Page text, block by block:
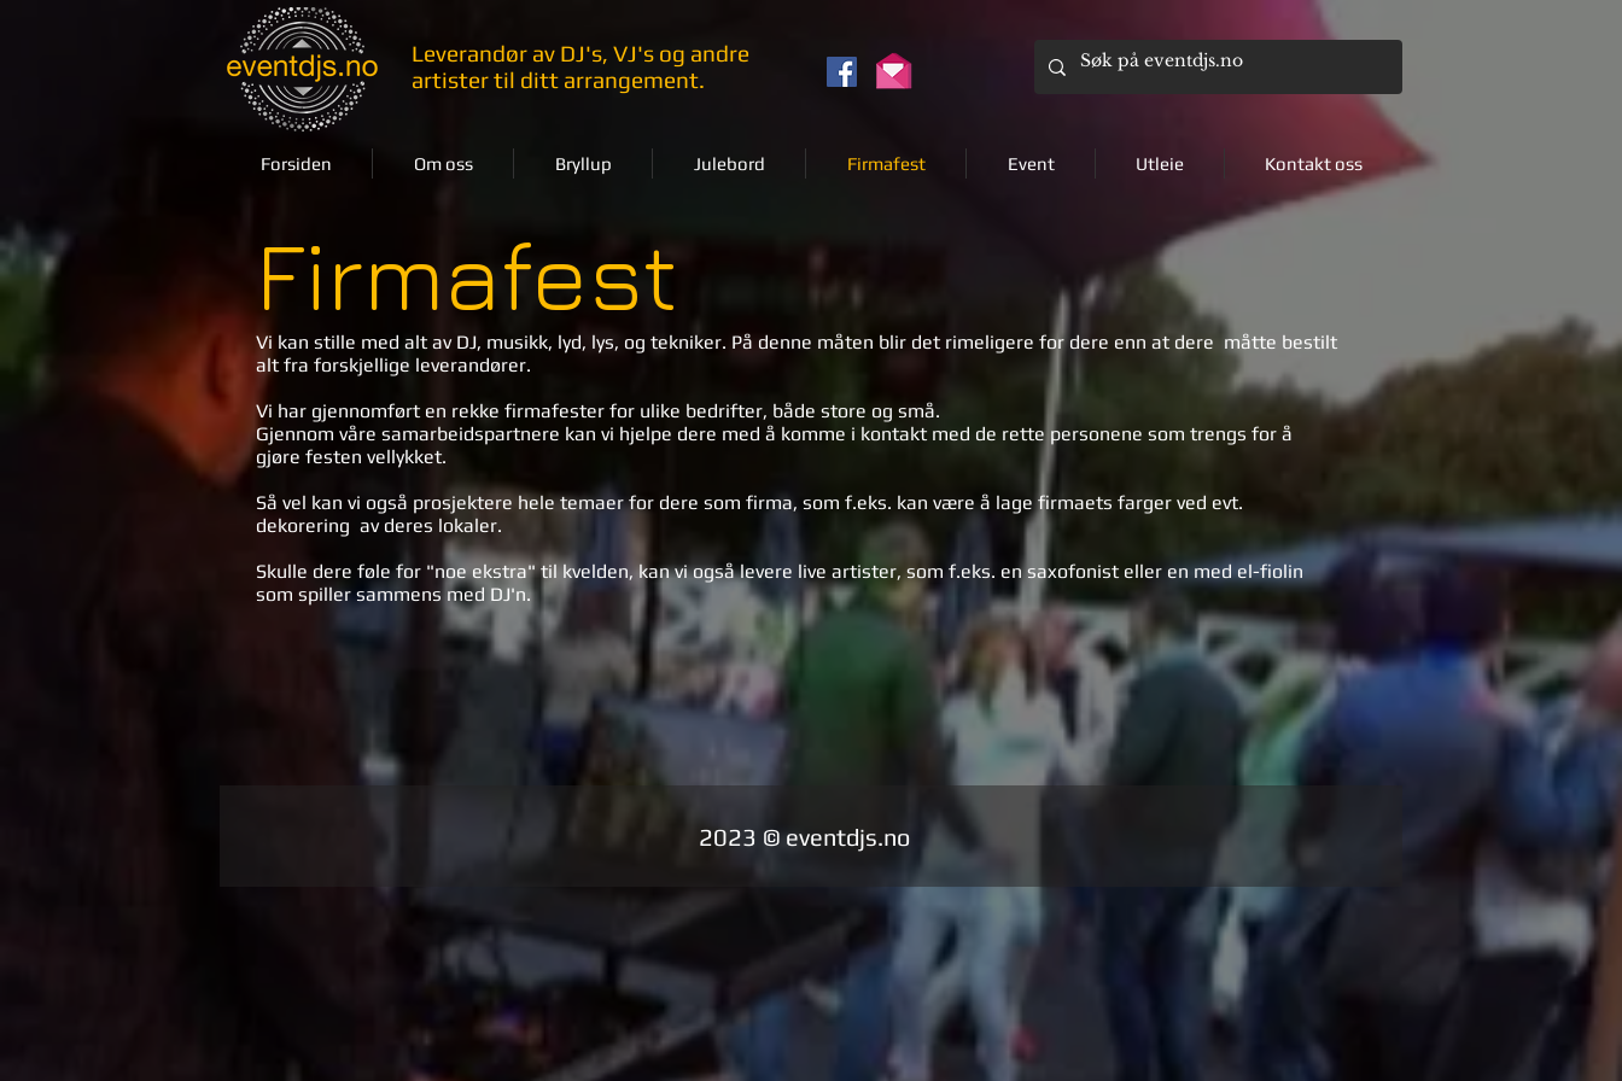
Leverandør av DJ's, VJ's og andre
artister til ditt arrangement.
Forsiden Om oss Bryllup Julebord Firmafest Event Utleie Kontakt oss
Firmafest
Vi kan stille med alt av DJ, musikk, lyd, lys, og tekniker. På denne måten blir det rimeligere for dere enn at dere måtte bestilt
alt fra forskjellige leverandører.
Vi har gjennomført en rekke firmafester for ulike bedrifter, både store og små.
Gjennom våre samarbeidspartnere kan vi hjelpe dere med å komme i kontakt med de rette personene som trengs for å
gjøre festen vellykket.
Så vel kan vi også prosjektere hele temaer for dere som firma, som f.eks. kan være å lage firmaets farger ved evt.
dekorering av deres lokaler.
Skulle dere føle for "noe ekstra" til kvelden, kan vi også levere live artister, som f.eks. en saxofonist eller en med el-fiolin
som spiller sammens med DJ'n.
2023 © eventdjs.no